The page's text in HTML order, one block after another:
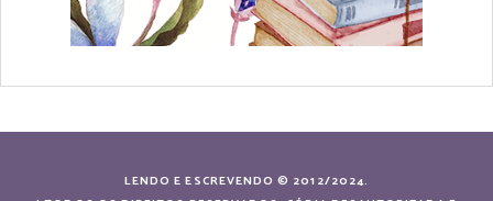
LENDO E ESCREVENDO © 2012/2024.